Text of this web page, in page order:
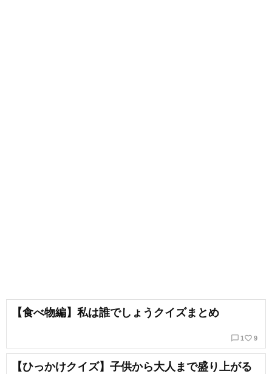
【食べ物編】私は誰でしょうクイズまとめ
chat_bubble_outline 1 favorite_border 9
【ひっかけクイズ】子供から大人まで盛り上がる